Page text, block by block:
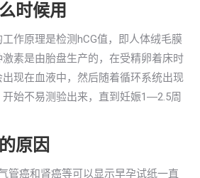
时候用
作原理是检测hCG值，即人体绒毛膜
素是由胎盘生产的，在受精卵着床时
现在血液中，然后随着循环系统出现
始不易测验出来，直到妊娠1―2.5周
原因
管癌和肾癌等可以显示早孕试纸一直